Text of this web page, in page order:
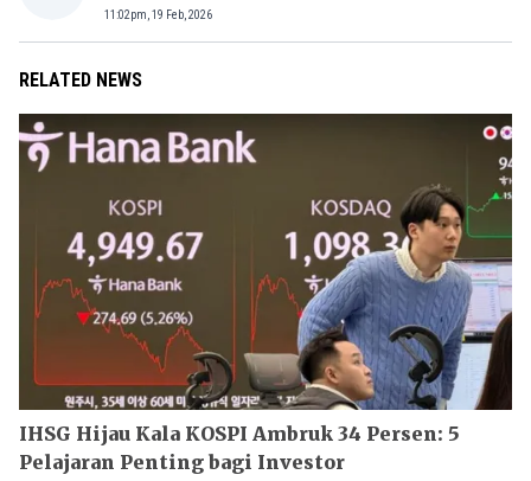
11:02pm, 19 Feb, 2026
RELATED NEWS
IHSG Hijau Kala KOSPI Ambruk 34 Persen: 5
Pelajaran Penting bagi Investor